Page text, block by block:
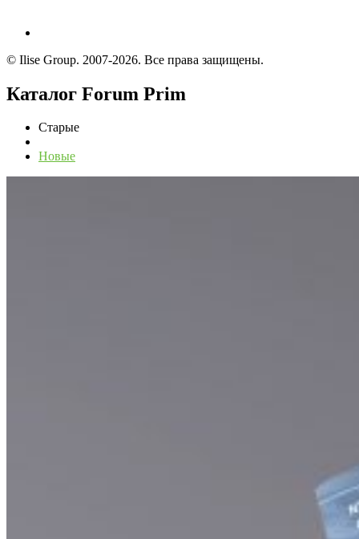
© Ilise Group. 2007-2026. Все права защищены.
Каталог Forum Prim
Старые
Новые